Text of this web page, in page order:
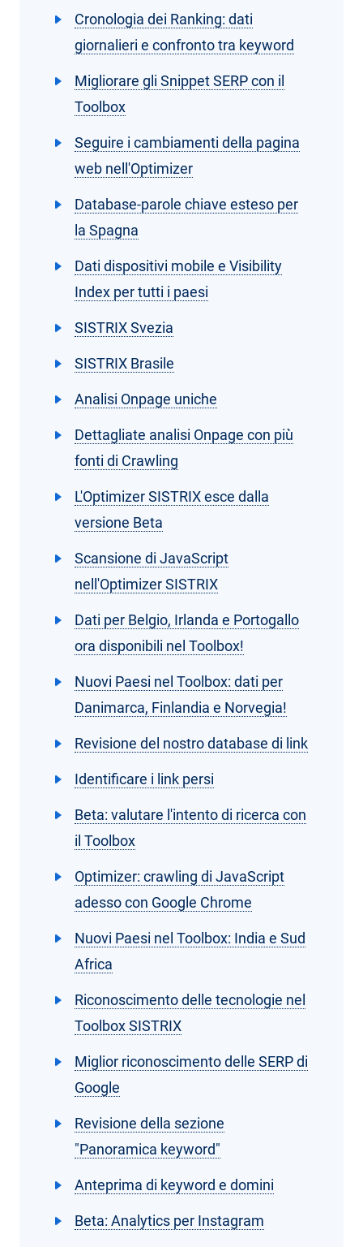
Cronologia dei Ranking: dati
giornalieri e confronto tra keyword
Migliorare gli Snippet SERP con il
Toolbox
Seguire i cambiamenti della pagina
web nell'Optimizer
Database-parole chiave esteso per
la Spagna
Dati dispositivi mobile e Visibility
Index per tutti i paesi
SISTRIX Svezia
SISTRIX Brasile
Analisi Onpage uniche
Dettagliate analisi Onpage con più
fonti di Crawling
L'Optimizer SISTRIX esce dalla
versione Beta
Scansione di JavaScript
nell'Optimizer SISTRIX
Dati per Belgio, Irlanda e Portogallo
ora disponibili nel Toolbox!
Nuovi Paesi nel Toolbox: dati per
Danimarca, Finlandia e Norvegia!
Revisione del nostro database di link
Identificare i link persi
Beta: valutare l'intento di ricerca con
il Toolbox
Optimizer: crawling di JavaScript
adesso con Google Chrome
Nuovi Paesi nel Toolbox: India e Sud
Africa
Riconoscimento delle tecnologie nel
Toolbox SISTRIX
Miglior riconoscimento delle SERP di
Google
Revisione della sezione
"Panoramica keyword"
Anteprima di keyword e domini
Beta: Analytics per Instagram